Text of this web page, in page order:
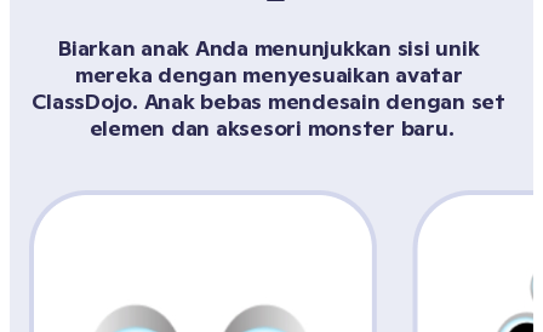
Biarkan anak Anda menunjukkan sisi unik
mereka dengan menyesuaikan avatar
ClassDojo. Anak bebas mendesain dengan set
elemen dan aksesori monster baru.